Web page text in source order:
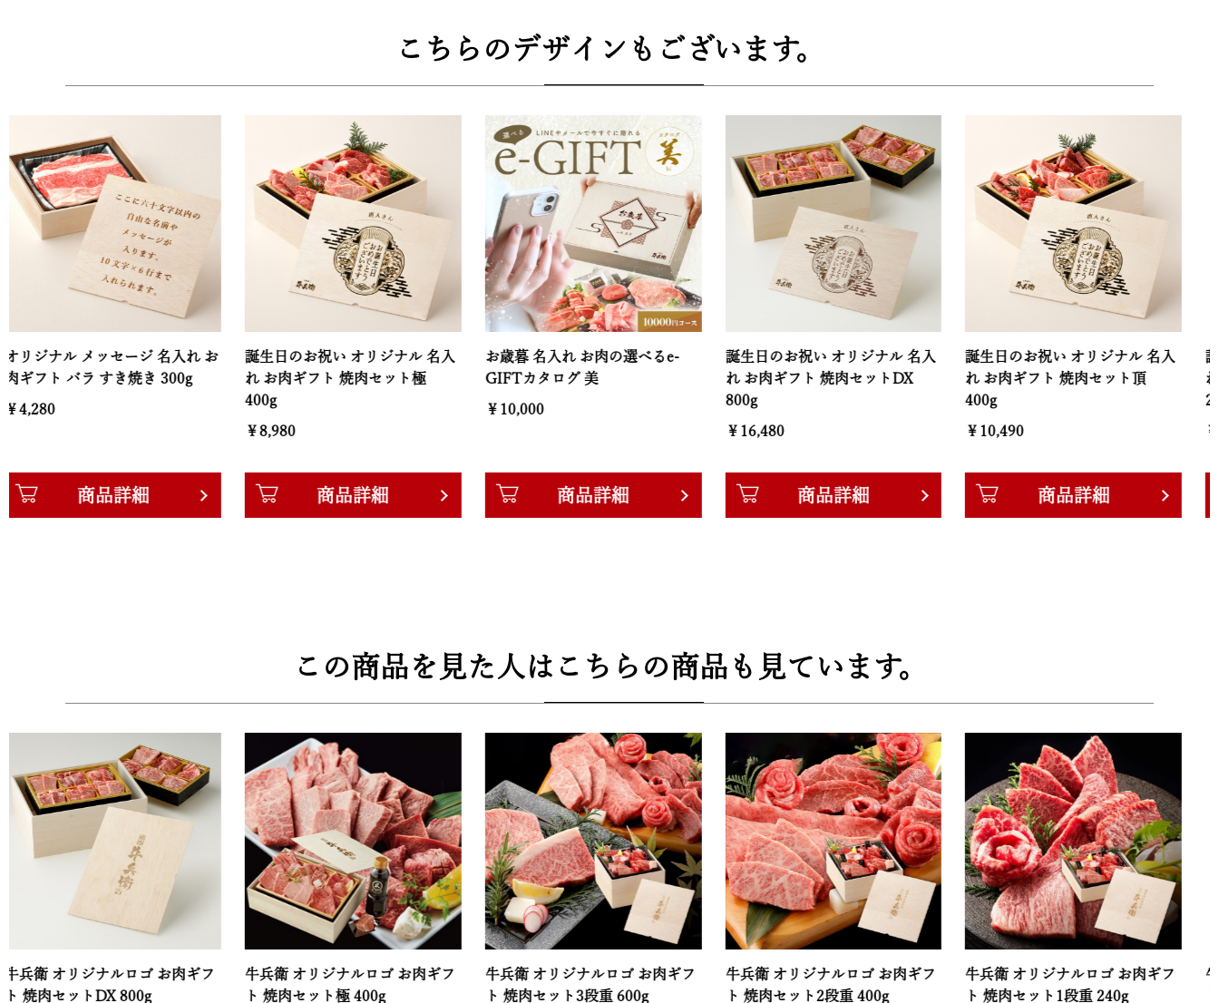
・牛兵衛オリジナルの重厚な木箱に、上質な風呂敷で丁寧に包み込んだ梱包スタイル。ご贈答用としても、ご自宅用の特別な一品としても、高級感と特別感を演出
いたします。贈る方の気持ちがしっかり伝わる、格式あるギフトに最適です。
【木箱サイズ】幅30.3cm × 奥行22.2cm × 高さ8.3cm
こちらのデザインもございます。
メッセージ 名入れ お
ラ すき焼き 300g
商品詳細
誕生日のお祝い オリジナル 名入
れ お肉ギフト 焼肉セット極
商品詳細
お歳暮 名入れ お肉の選べるe-
GIFTカタログ 美
商品詳細
誕生日のお祝い オリジナル 名入
れ お肉ギフト 焼肉セットDX
商品詳細
誕生日のお祝い オリジナル 名入
れ お肉ギフト 焼肉セット頂
商品詳細
誕生日のお
れ お肉ギ
この商品を見た人はこちらの商品も見ています。
ジナルロゴ お肉ギフ
トDX 800g
牛兵衛 オリジナルロゴ お肉ギフ
ト 焼肉セット極 400g
牛兵衛 オリジナルロゴ お肉ギフ
ト 焼肉セット3段重 600g
牛兵衛 オリジナルロゴ お肉ギフ
ト 焼肉セット2段重 400g
牛兵衛 オリジナルロゴ お肉ギフ
ト 焼肉セット1段重 240g
牛兵衛 オリ